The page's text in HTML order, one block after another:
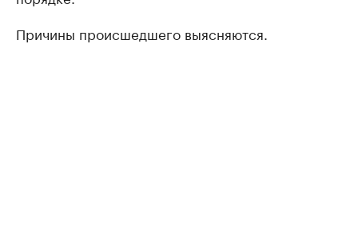
Причины происшедшего выясняются.